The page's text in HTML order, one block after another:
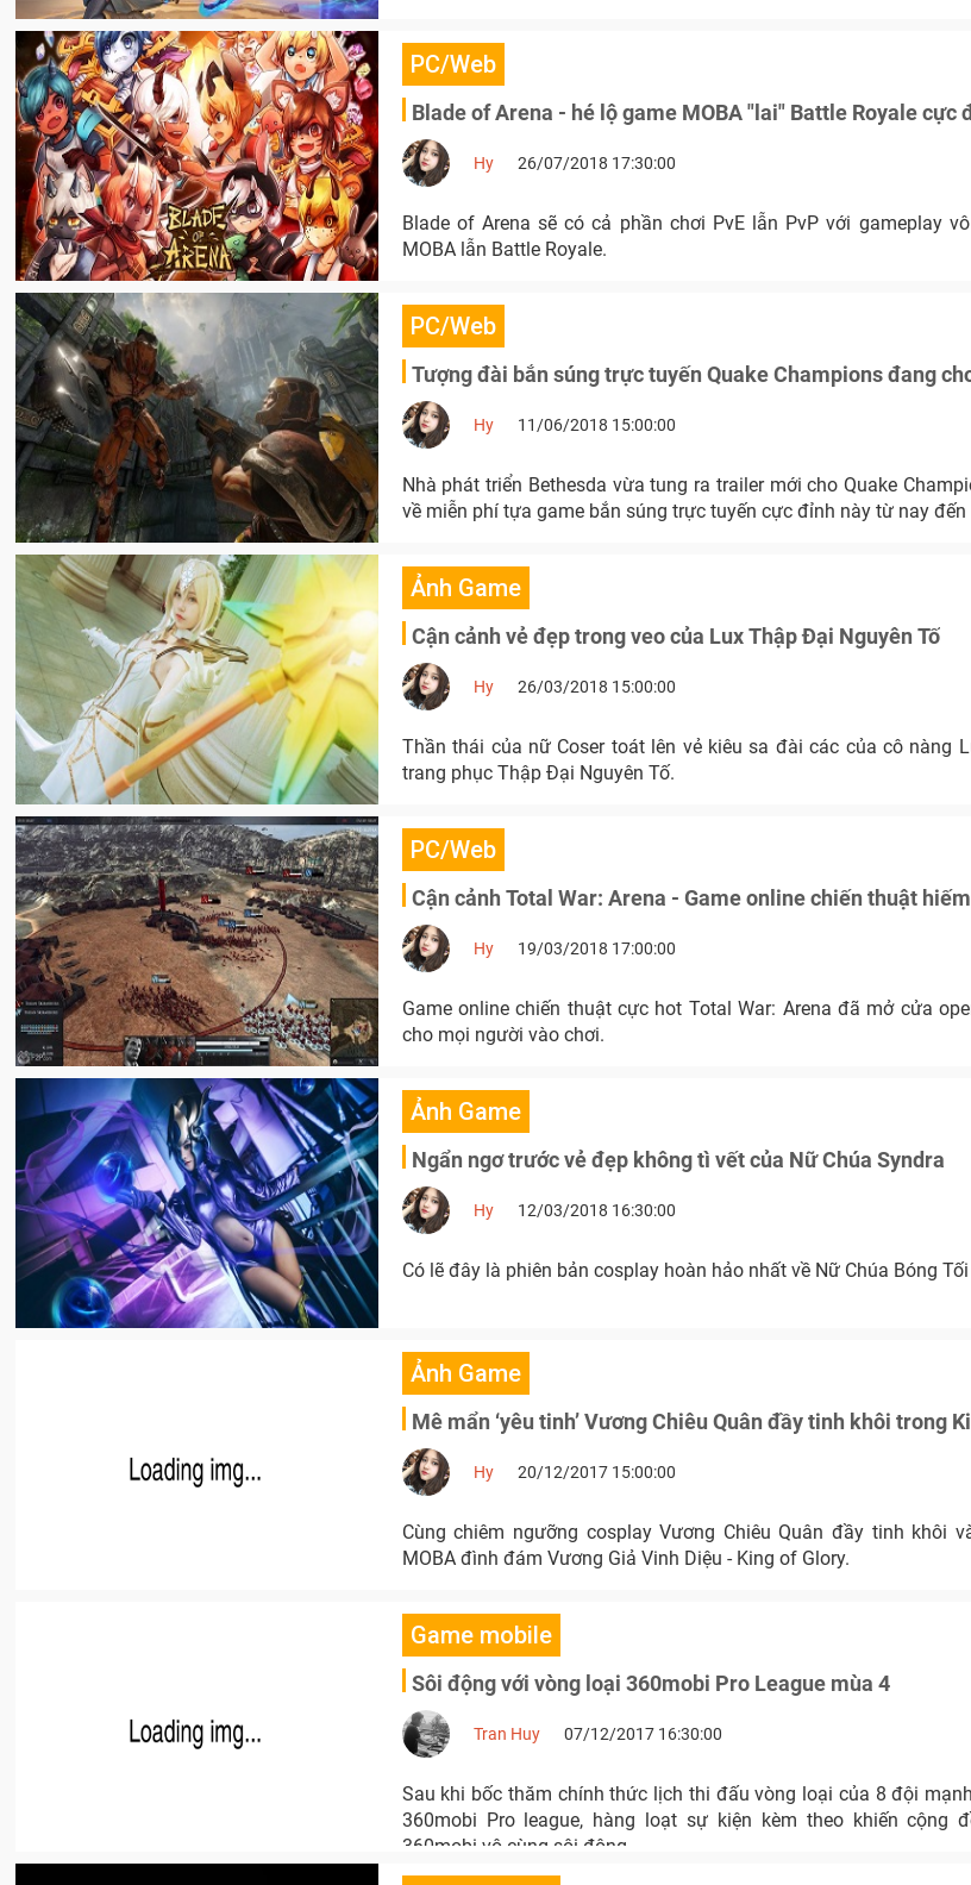
PC/Web
Blade of Arena - hé lộ game MOBA "lai" Battle Royale cực
Hy 26/07/2018 17:30:00
Blade of Arena sẽ có cả phần chơi PvE lẫn PvP với gameplay
MOBA lẫn Battle Royale.
PC/Web
Tượng đài bắn súng trực tuyến Quake Champions đang
Hy 11/06/2018 15:00:00
Nhà phát triển Bethesda vừa tung ra trailer mới cho Quake
về miễn phí tựa game bắn súng trực tuyến cực đỉnh này từ nay
Ảnh Game
Cận cảnh vẻ đẹp trong veo của Lux Thập Đại Nguyên Tố
Hy 26/03/2018 15:00:00
Thần thái của nữ Coser toát lên vẻ kiêu sa đài các của cô nàng
trang phục Thập Đại Nguyên Tố.
PC/Web
Cận cảnh Total War: Arena - Game online chiến thuật
Hy 19/03/2018 17:00:00
Game online chiến thuật cực hot Total War: Arena đã mở cửa
cho mọi người vào chơi.
Ảnh Game
Ngẩn ngơ trước vẻ đẹp không tì vết của Nữ Chúa Syndra
Hy 12/03/2018 16:30:00
Có lẽ đây là phiên bản cosplay hoàn hảo nhất về Nữ Chúa Bóng
Ảnh Game
Mê mẩn ‘yêu tinh’ Vương Chiêu Quân đầy tinh khôi trong
Hy 20/12/2017 15:00:00
Cùng chiêm ngưỡng cosplay Vương Chiêu Quân đầy tinh khôi
MOBA đình đám Vương Giả Vinh Diệu - King of Glory.
Game mobile
Sôi động với vòng loại 360mobi Pro League mùa 4
Tran Huy 07/12/2017 16:30:00
Sau khi bốc thăm chính thức lịch thi đấu vòng loại của 8 đội
360mobi Pro league, hàng loạt sự kiện kèm theo khiến cộng
360mobi vô cùng sôi động.